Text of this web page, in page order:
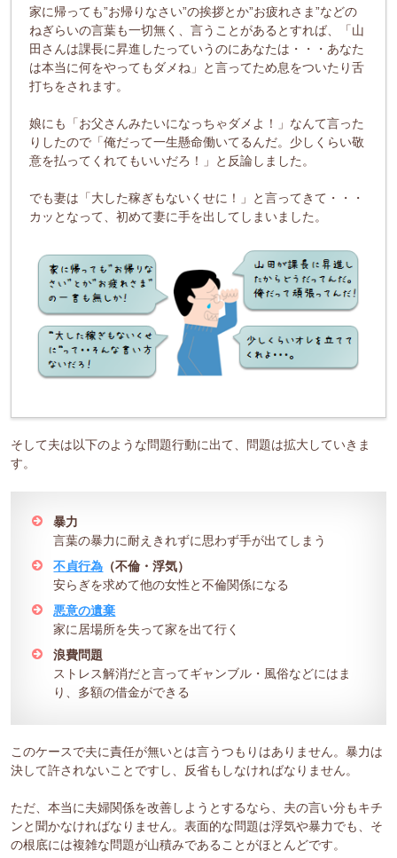
家に帰っても”お帰りなさい”の挨拶とか”お疲れさま”などの
ねぎらいの言葉も一切無く、言うことがあるとすれば、「山
田さんは課長に昇進したっていうのにあなたは・・・あなた
は本当に何をやってもダメね」と言ってため息をついたり舌
打ちをされます。
娘にも「お父さんみたいになっちゃダメよ！」なんて言った
りしたので「俺だって一生懸命働いてるんだ。少しくらい敬
意を払ってくれてもいいだろ！」と反論しました。
でも妻は「大した稼ぎもないくせに！」と言ってきて・・・
カッとなって、初めて妻に手を出してしまいました。
そして夫は以下のような問題行動に出て、問題は拡大していきま
す。
暴力
言葉の暴力に耐えきれずに思わず手が出てしまう
不貞行為 （不倫・浮気）
安らぎを求めて他の女性と不倫関係になる
悪意の遺棄
家に居場所を失って家を出て行く
浪費問題
ストレス解消だと言ってギャンブル・風俗などにはま
り、多額の借金ができる
このケースで夫に責任が無いとは言うつもりはありません。暴力は
決して許されないことですし、反省もしなければなりません。
ただ、本当に夫婦関係を改善しようとするなら、夫の言い分もキチ
ンと聞かなければなりません。表面的な問題は浮気や暴力でも、そ
の根底には複雑な問題が山積みであることがほとんどです。